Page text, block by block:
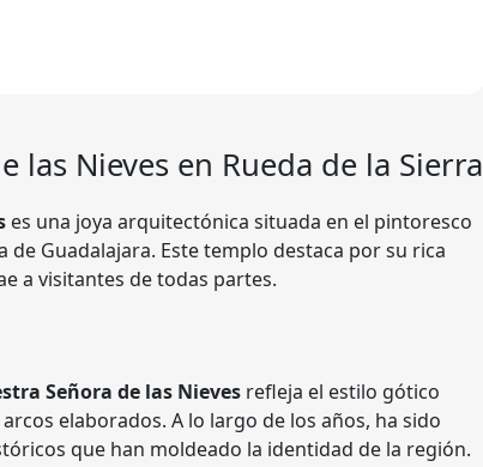
las Nieves en Rueda de la Sierra
es una joya arquitectónica situada en el pintoresco
de Guadalajara. Este templo destaca por su rica
a visitantes de todas partes.
Señora de las Nieves refleja el estilo gótico
elaborados. A lo largo de los años, ha sido
que han moldeado la identidad de la región.